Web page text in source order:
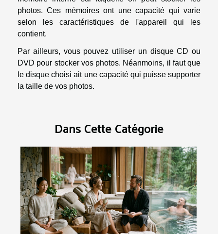
photos. Ces mémoires ont une capacité qui varie
selon les caractéristiques de l'appareil qui les
contient.
Par ailleurs, vous pouvez utiliser un disque CD ou
DVD pour stocker vos photos. Néanmoins, il faut que
le disque choisi ait une capacité qui puisse supporter
la taille de vos photos.
Dans Cette Catégorie